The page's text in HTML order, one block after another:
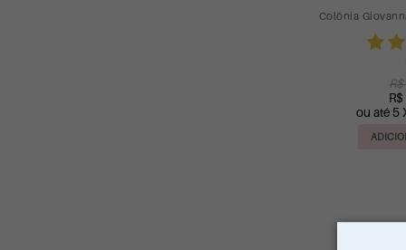
Colônia
ou até 5